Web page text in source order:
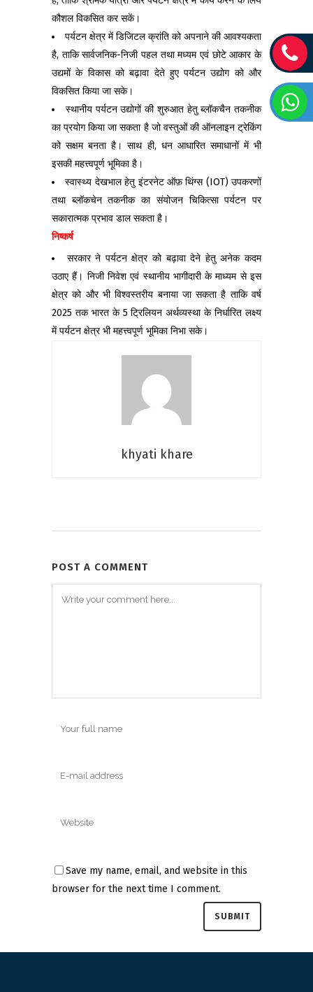
कौशल विकसित कर सकें।
पर्यटन क्षेत्र में डिजिटल क्रांति को अपनाने की आवश्यकता
है, ताकि सार्वजनिक-निजी पहल तथा मध्यम एवं छोटे आकार के
उद्यमों के विकास को बढ़ावा देते हुए पर्यटन उद्योग को और
विकसित किया जा सके।
स्थानीय पर्यटन उद्योगों की शुरुआत हेतु ब्लॉकचैन तकनीक
का प्रयोग किया जा सकता है जो वस्तुओं की ऑनलाइन ट्रेकिंग
को सक्षम बनता है। साथ ही, धन आधारित समाधानों में भी
इसकी महत्त्वपूर्ण भूमिका है।
स्वास्थ्य देखभाल हेतु इंटरनेट ऑफ़ थिंग्स (IOT) उपकरणों
तथा ब्लॉकचेन तकनीक का संयोजन चिकित्सा पर्यटन पर
सकारात्मक प्रभाव डाल सकता है।
निष्कर्ष
सरकार ने पर्यटन क्षेत्र को बढ़ावा देने हेतु अनेक कदम
उठाए हैं। निजी निवेश एवं स्थानीय भागीदारी के माध्यम से इस
क्षेत्र को और भी विश्वस्तरीय बनाया जा सकता है ताकि वर्ष
2025 तक भारत के 5 ट्रिलियन अर्थव्यस्था के निर्धारित लक्ष्य
में पर्यटन क्षेत्र भी महत्त्वपूर्ण भूमिका निभा सके।
khyati khare
POST A COMMENT
Save my name, email, and website in this
browser for the next time I comment.